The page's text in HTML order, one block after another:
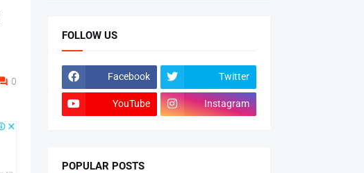
0
FOLLOW US
Facebook Twitter
YouTube Instagram
POPULAR POSTS